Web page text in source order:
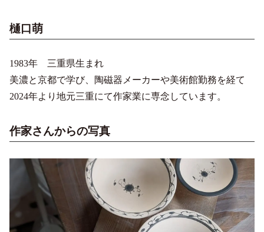
樋口萌
1983年 三重県生まれ
美濃と京都で学び、陶磁器メーカーや美術館勤務を経て
2024年より地元三重にて作家業に専念しています。
作家さんからの写真